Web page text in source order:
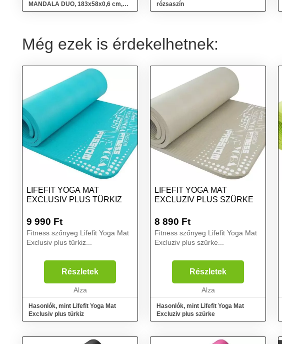
MANDALA DUO, 183x58x0,6 cm,
kék
rózsaszín
Még ezek is érdekelhetnek:
LIFEFIT YOGA MAT
EXCLUSIV PLUS TÜRKIZ
9 990 Ft
Fitness szőnyeg Lifefit Yoga Mat
Exclusiv plus türkiz...
Részletek
Alza
Hasonlók, mint Lifefit Yoga Mat
Exclusiv plus türkiz
LIFEFIT YOGA MAT
EXCLUZIV PLUS SZÜRKE
8 890 Ft
Fitness szőnyeg Lifefit Yoga Mat
Excluziv plus szürke...
Részletek
Alza
Hasonlók, mint Lifefit Yoga Mat
Excluziv plus szürke